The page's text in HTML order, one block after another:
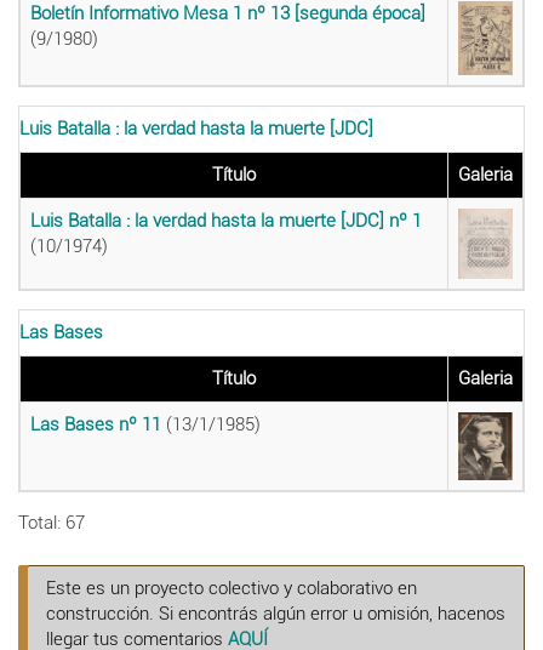
Boletín Informativo Mesa 1 nº 13 [segunda época]
(9/1980)
Luis Batalla : la verdad hasta la muerte [JDC]
Título Galeria
Luis Batalla : la verdad hasta la muerte [JDC] nº 1
(10/1974)
Las Bases
Título Galeria
Las Bases nº 11 (13/1/1985)
Total: 67
Este es un proyecto colectivo y colaborativo en
construcción. Si encontrás algún error u omisión, hacenos
llegar tus comentarios AQUÍ